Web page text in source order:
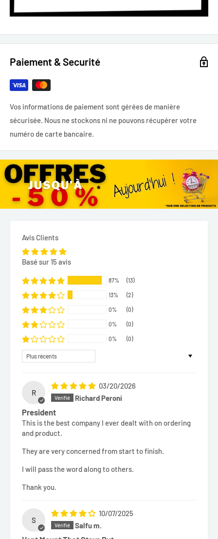
Paiement & Securité
Vos informations de paiement sont gérées de manière
sécurisée. Nous ne stockons ni ne pouvons récupérer votre
numéro de carte bancaire.
Avis Clients
Basé sur 15 avis
87% (13)
13% (2)
0% (0)
0% (0)
0% (0)
Sort by
R
03/20/2026
Richard Peroni
President
This is the best company I ever dealt with on ordering
and product.
They are very concerned from start to finish.
I will pass the word along to others.
Thank you.
S
10/07/2025
Salfu m.